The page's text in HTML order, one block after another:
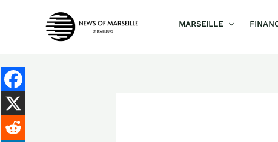
MARSEILLE